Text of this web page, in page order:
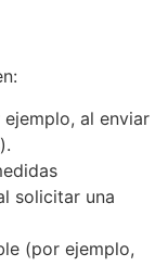
al enviar
solicitar una
(por ejemplo,